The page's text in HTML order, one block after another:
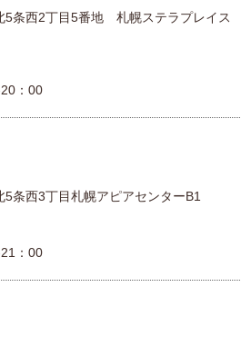
5条西2丁目5番地 札幌ステラプレイス
20：00
5条西3丁目札幌アピアセンターB1
21：00